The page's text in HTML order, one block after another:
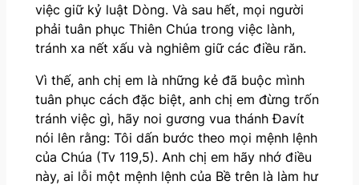
việc giữ kỷ luật Dòng. Và sau hết, mọi người
phải tuân phục Thiên Chúa trong việc lành,
tránh xa nết xấu và nghiêm giữ các điều răn.
Vì thế, anh chị em là những kẻ đã buộc mình
tuân phục cách đặc biệt, anh chị em đừng trốn
tránh việc gì, hãy noi gương vua thánh Đavít
nói lên rằng: Tôi dấn bước theo mọi mệnh lệnh
của Chúa (Tv 119,5). Anh chị em hãy nhớ điều
này, ai lỗi một mệnh lệnh của Bề trên là làm hư